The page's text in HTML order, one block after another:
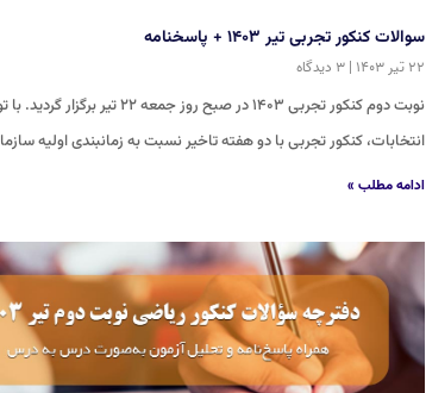
سوالات کنکور تجربی تیر ۱۴۰۳ + پاسخنامه
۲۲ تیر ۱۴۰۳
نوبت دوم کنکور تجربی ۱۴۰۳ در صبح روز جمعه ۲۲
انتخابات، کنکور تجربی با دو هفته تاخیر نسبت به زمانبندی اولیه
ادامه مطلب »